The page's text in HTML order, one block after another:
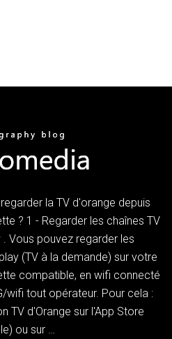
la TV d'orange depuis
? 1 - Regarder les chaînes TV
Vous pouvez regarder les
(TV à la demande) sur votre
compatible, en wifi connecté
wifi tout opérateur. Pour cela :
TV d'Orange sur l'App Store
ou sur …